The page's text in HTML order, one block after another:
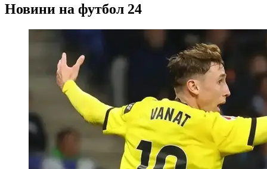
Новини на футбол 24